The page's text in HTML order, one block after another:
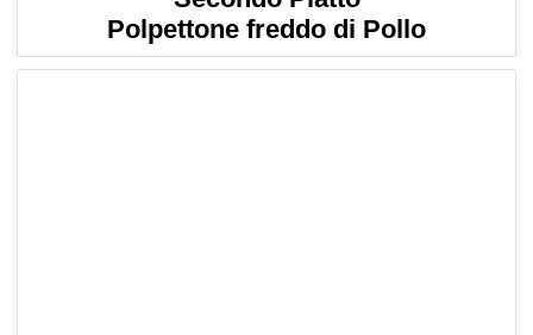
Polpettone freddo di Pollo